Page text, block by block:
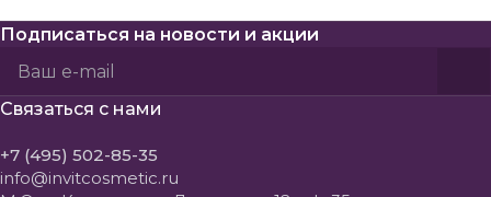
Подписаться на новости и акции
Политикой конфиденциальности
Связаться с нами
+7 (495) 502-85-35
info@invitcosmetic.ru